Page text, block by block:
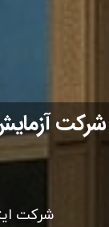
شرکت
شرکت